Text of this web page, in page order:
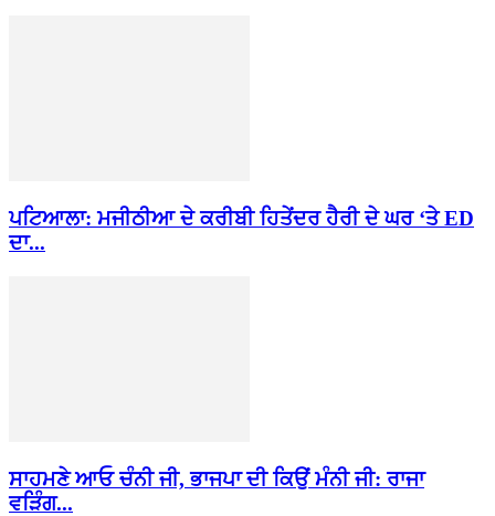
ਪਟਿਆਲਾ: ਮਜੀਠੀਆ ਦੇ ਕਰੀਬੀ ਹਿਤੇਂਦਰ ਹੈਰੀ ਦੇ ਘਰ ‘ਤੇ ED
ਦਾ...
ਸਾਹਮਣੇ ਆਓ ਚੰਨੀ ਜੀ, ਭਾਜਪਾ ਦੀ ਕਿਉਂ ਮੰਨੀ ਜੀ: ਰਾਜਾ
ਵੜਿੰਗ...